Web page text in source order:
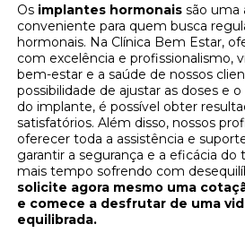
Os implantes hormonais são uma
conveniente para quem busca
hormonais. Na Clínica Bem Estar,
com excelência e profissionalismo,
bem-estar e a saúde de nossos
possibilidade de ajustar as doses e
do implante, é possível obter
satisfatórios. Além disso, nossos
oferecer toda a assistência e
garantir a segurança e a eficácia
mais tempo sofrendo com
solicite agora mesmo uma
e comece a desfrutar de uma
equilibrada.